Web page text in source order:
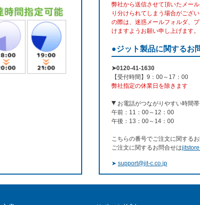
弊社から送信させて頂いたメー
り分けられてしまう場合がござ
の際は、迷惑メールフォルダ、
けますようお願い申し上げます。
●ジット製品に関するお
➤0120-41-1630
【受付時間】9：00～17：00
弊社指定の休業日を除きます
お電話がつながりやすい時間帯
午前：11：00～12：00
午後：13：00～14：00
こちらの番号でご注文に関する
ご注文に関するお問合せは
➤ support@jit-c.co.jp